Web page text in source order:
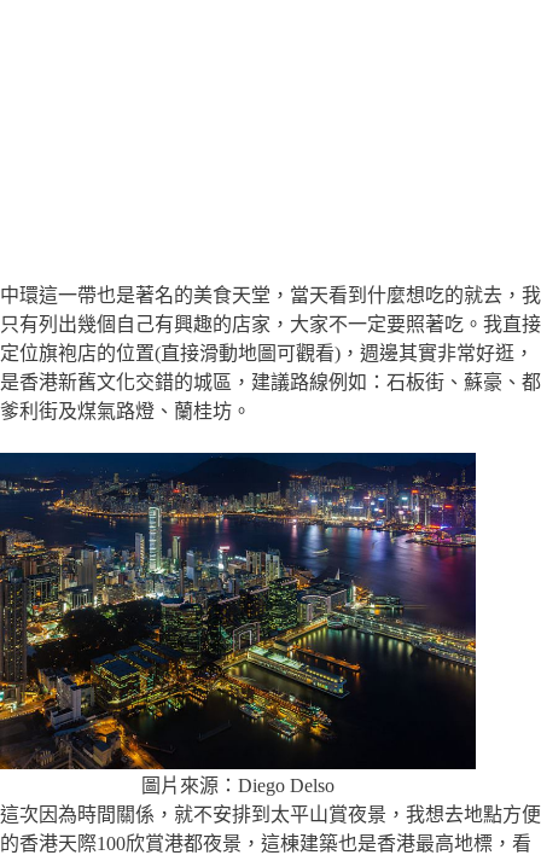
中環這一帶也是著名的美食天堂，當天看到什麼想吃的就去，我
只有列出幾個自己有興趣的店家，大家不一定要照著吃。我直接
定位旗袍店的位置(直接滑動地圖可觀看)，週邊其實非常好逛，
是香港新舊文化交錯的城區，建議路線例如：石板街、蘇豪、都
爹利街及煤氣路燈、蘭桂坊。
圖片來源：Diego Delso
這次因為時間關係，就不安排到太平山賞夜景，我想去地點方便
的香港天際100欣賞港都夜景，這棟建築也是香港最高地標，看